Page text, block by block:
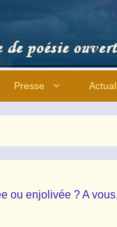
Presse
ou enjolivée ? A